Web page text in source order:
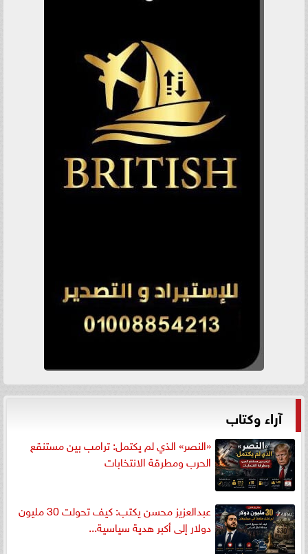
آراء وكتاب
«النصر» الذي لم يكتمل: ترامب بين مستنقع
الحرب ومطرقة الانتخابات
عبدالعزيز محسن يكتب: كيف تحولت 30 مليون
دولار إلى أكبر هدية سياسية...